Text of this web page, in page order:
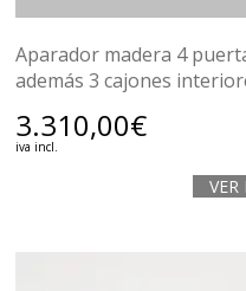
Aparador madera 4
además 3 cajones
3.310,00€
iva incl.
VER